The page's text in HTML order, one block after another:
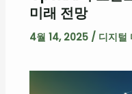
미래 전망
4월 14, 2025 / 디지털